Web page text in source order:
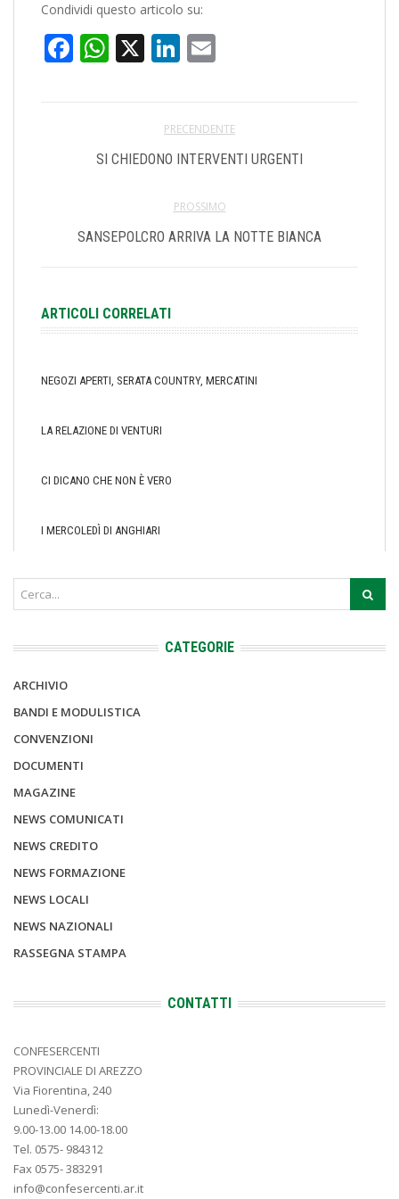
Condividi questo articolo su:
Facebook
WhatsApp
X LinkedIn
PRECENDENTE
SI CHIEDONO INTERVENTI URGENTI
PROSSIMO
SANSEPOLCRO ARRIVA LA NOTTE BIANCA
ARTICOLI CORRELATI
NEGOZI APERTI, SERATA COUNTRY, MERCATINI
LA RELAZIONE DI VENTURI
CI DICANO CHE NON È VERO
I MERCOLEDÌ DI ANGHIARI
CATEGORIE
ARCHIVIO
BANDI E MODULISTICA
CONVENZIONI
DOCUMENTI
MAGAZINE
NEWS COMUNICATI
NEWS CREDITO
NEWS FORMAZIONE
NEWS LOCALI
NEWS NAZIONALI
RASSEGNA STAMPA
CONTATTI
CONFESERCENTI
PROVINCIALE DI AREZZO
Via Fiorentina, 240
Lunedì-Venerdì:
9.00-13.00 14.00-18.00
Tel. 0575- 984312
Fax 0575- 383291
info@confesercenti.ar.it